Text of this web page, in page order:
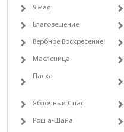
9 мая
Благовещение
Вербное Воскресение
Масленица
Пасха
Яблочный Спас
Рош а-Шана